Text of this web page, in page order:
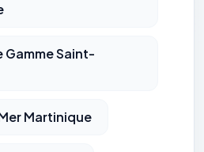
Gamme Saint-
Martinique